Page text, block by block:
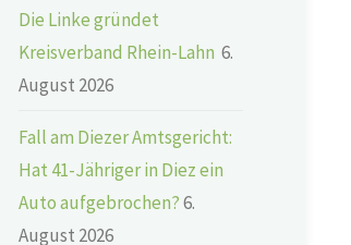
Die Linke gründet
Kreisverband Rhein-Lahn 6.
August 2026
Fall am Diezer Amtsgericht:
Hat 41-Jähriger in Diez ein
Auto aufgebrochen?6.
August 2026